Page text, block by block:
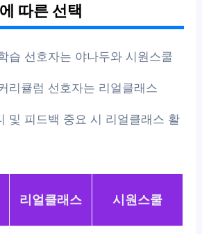
따른 선택
습 선호자는 야나두와 시원스쿨
리큘럼 선호자는 리얼클래스
및 피드백 중요 시 리얼클래스 활
리얼클래스 시원스쿨